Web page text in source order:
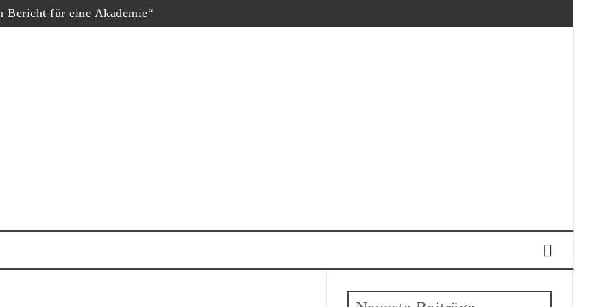
für eine Akademie“
Krug“